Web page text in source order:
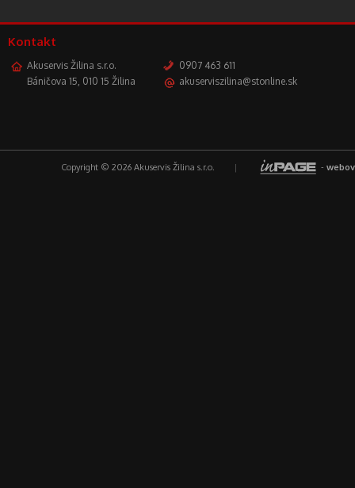
Kontakt
Akuservis Žilina s.r.o.
Báničova 15, 010 15 Žilina
0907 463 611
akuserviszilina@stonline.sk
Copyright © 2026 Akuservis Žilina s.r.o. | -